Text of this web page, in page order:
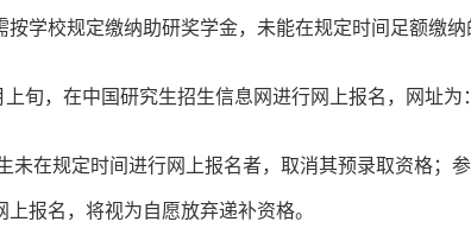
按学校规定缴纳助研奖学金，未能在规定时间足额缴纳
旬，在中国研究生招生信息网进行网上报名，网址为
未在规定时间进行网上报名者，取消其预录取资格；
报名，将视为自愿放弃递补资格。